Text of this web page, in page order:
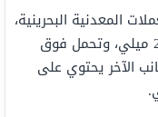
المعدنية البحرينية،
وتزن حوالي 3 جرامات، وقطرها حوالي 21 ميلي، وتحمل فوق
الآخر يحتوي على